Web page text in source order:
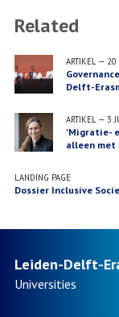
Related
ARTIKEL — 20
Delft-
ARTIKEL — 3
'Migratie-
alleen met
LANDING PAGE
Dossier Inclusive
Leiden-Delft-
Universities